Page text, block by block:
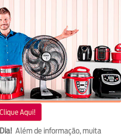
Clique Aqui!
Além de informação, muita